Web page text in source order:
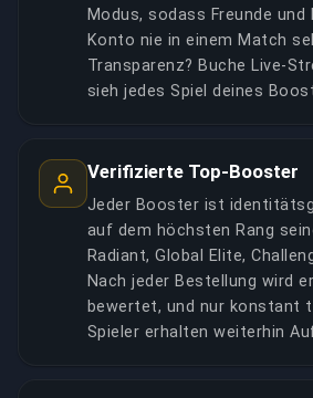
Modus, sodass Freunde und
Konto nie in einem Match
Transparenz? Buche Live-
sieh jedes Spiel deines
Verifizierte Top-Booster
Jeder Booster ist
auf dem höchsten Rang
Radiant, Global Elite,
Nach jeder Bestellung wird
bewertet, und nur konstant
Spieler erhalten weiterhin